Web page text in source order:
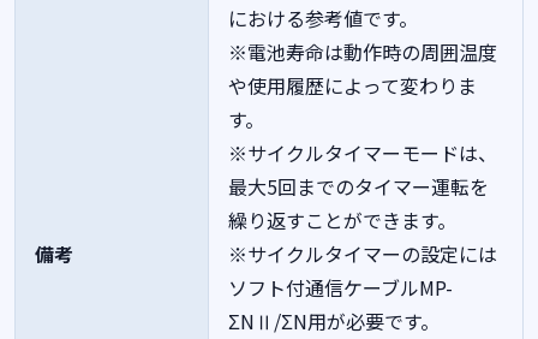
備考
における参考値です。
※電池寿命は動作時の周囲温度
や使用履歴によって変わりま
す。
※サイクルタイマーモードは、
最大5回までのタイマー運転を
繰り返すことができます。
※サイクルタイマーの設定には
ソフト付通信ケーブルMP-
ΣNⅡ/ΣN用が必要です。